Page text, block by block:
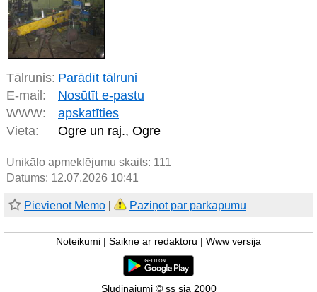
Tālrunis: Parādīt tālruni
E-mail:
Nosūtīt e-pastu
WWW:
apskatīties
Vieta:
Ogre un raj., Ogre
Unikālo apmeklējumu skaits: 111
Datums: 12.07.2026 10:41
Pievienot Memo Paziņot par pārkāpumu
Noteikumi Saikne ar redaktoru Www versija
Sludinājumi © ss sia 2000